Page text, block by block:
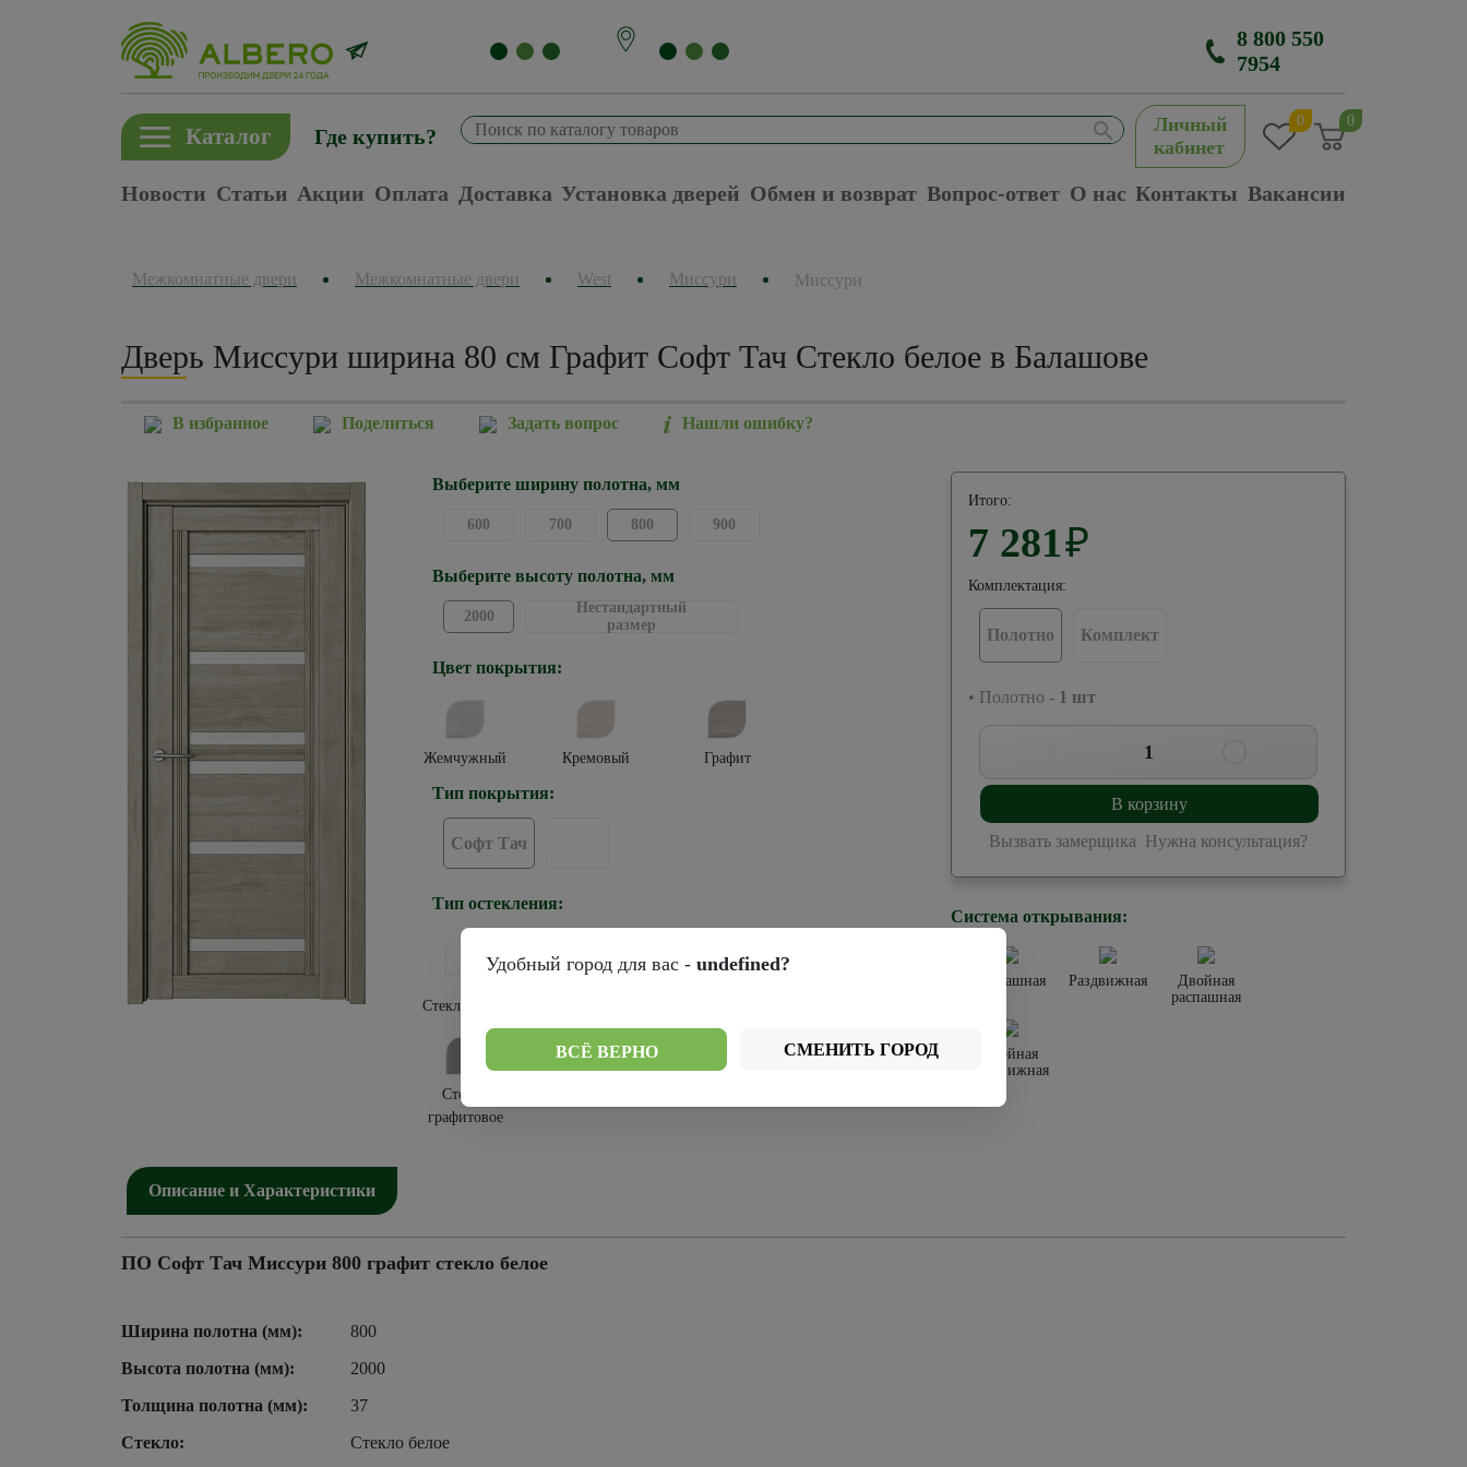
8 800 550
7954
Каталог Где купить?
Личный
кабинет
0 0
Новости Статьи Акции Оплата Доставка Установка дверей Обмен и возврат Вопрос-ответ О нас Контакты Вакансии
Межкомнатные двери Межкомнатные двери West Миссури Миссури
Дверь Миссури ширина 80 см Графит Софт Тач Стекло белое в Балашове
В избранное Поделиться Задать вопрос Нашли ошибку?
Выберите ширину полотна, мм
600 700 800 900
Выберите высоту полотна, мм
2000
Нестандартный
размер
Цвет покрытия:
Жемчужный Кремовый Графит
Тип покрытия:
Софт Тач
Тип остекления:
Стекло белое
Стекло
графитовое
Итого:
7 281₽
Комплектация:
Полотно Комплект
• Полотно - 1 шт
1
В корзину
Вызвать замерщика Нужна консультация?
Система открывания:
Распашная Раздвижная
Двойная
распашная
Двойная
раздвижная
Описание и Характеристики
ПО Софт Тач Миссури 800 графит стекло белое
Ширина полотна (мм):
800
Высота полотна (мм):
2000
Толщина полотна (мм):
37
Стекло:
Стекло белое
Удобный город для вас - undefined?
ВСЁ ВЕРНО СМЕНИТЬ ГОРОД